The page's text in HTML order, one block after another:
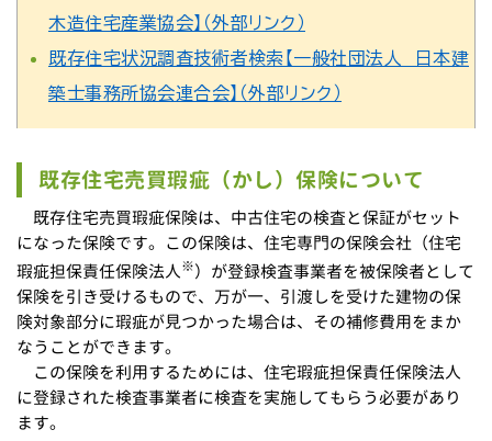
木造住宅産業協会】（外部リンク）
既存住宅状況調査技術者検索【一般社団法人 日本建
築士事務所協会連合会】（外部リンク）
既存住宅売買瑕疵（かし） 保険について
既存住宅売買瑕疵保険は、中古住宅の検査と保証がセット
になった保険です。この保険は、住宅専門の保険会社（住宅
瑕疵担保責任保険法人※）が登録検査事業者を被保険者として
保険を引き受けるもので、万が一、引渡しを受けた建物の保
険対象部分に瑕疵が見つかった場合は、その補修費用をまか
なうことができます。
この保険を利用するためには、住宅瑕疵担保責任保険法人
に登録された検査事業者に検査を実施してもらう必要があり
ます。